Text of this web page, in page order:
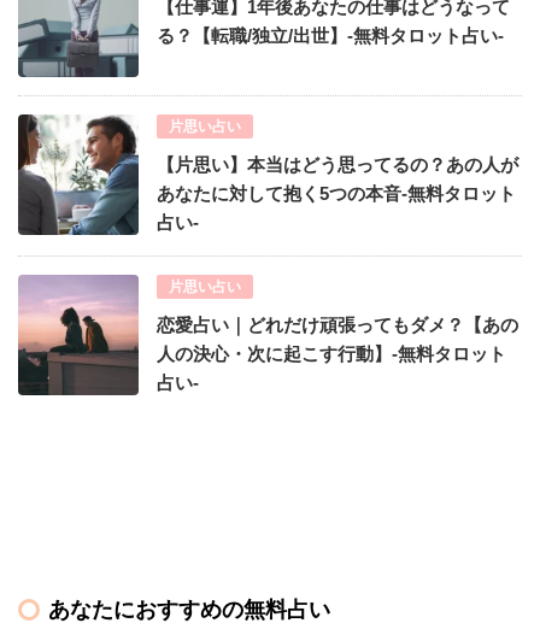
【仕事運】1年後あなたの仕事はどうなって
る？【転職/独立/出世】-無料タロット占い-
片思い占い
【片思い】本当はどう思ってるの？あの人が
あなたに対して抱く5つの本音-無料タロット
占い-
片思い占い
恋愛占い｜どれだけ頑張ってもダメ？【あの
人の決心・次に起こす行動】-無料タロット
占い-
あなたにおすすめの無料占い